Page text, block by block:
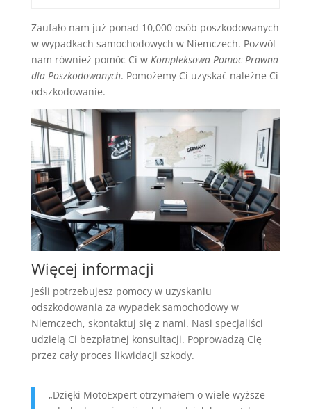
Zaufało nam już ponad 10,000 osób poszkodowanych
w wypadkach samochodowych w Niemczech. Pozwól
nam również pomóc Ci w Kompleksowa Pomoc Prawna
dla Poszkodowanych. Pomożemy Ci uzyskać należne Ci
odszkodowanie.
Więcej informacji
Jeśli potrzebujesz pomocy w uzyskaniu
odszkodowania za wypadek samochodowy w
Niemczech, skontaktuj się z nami. Nasi specjaliści
udzielą Ci bezpłatnej konsultacji. Poprowadzą Cię
przez cały proces likwidacji szkody.
„Dzięki MotoExpert otrzymałem o wiele wyższe